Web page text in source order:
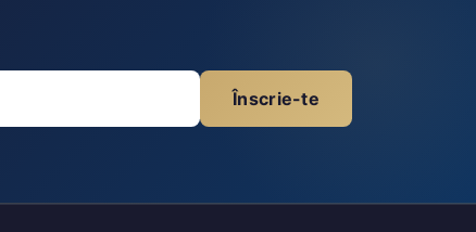
Înscrie-te